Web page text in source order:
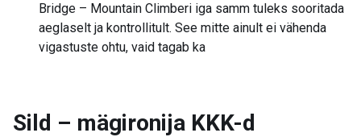
Bridge – Mountain Climberi iga samm tuleks sooritada
aeglaselt ja kontrollitult. See mitte ainult ei vähenda
vigastuste ohtu, vaid tagab ka
Sild – mägironija KKK-d